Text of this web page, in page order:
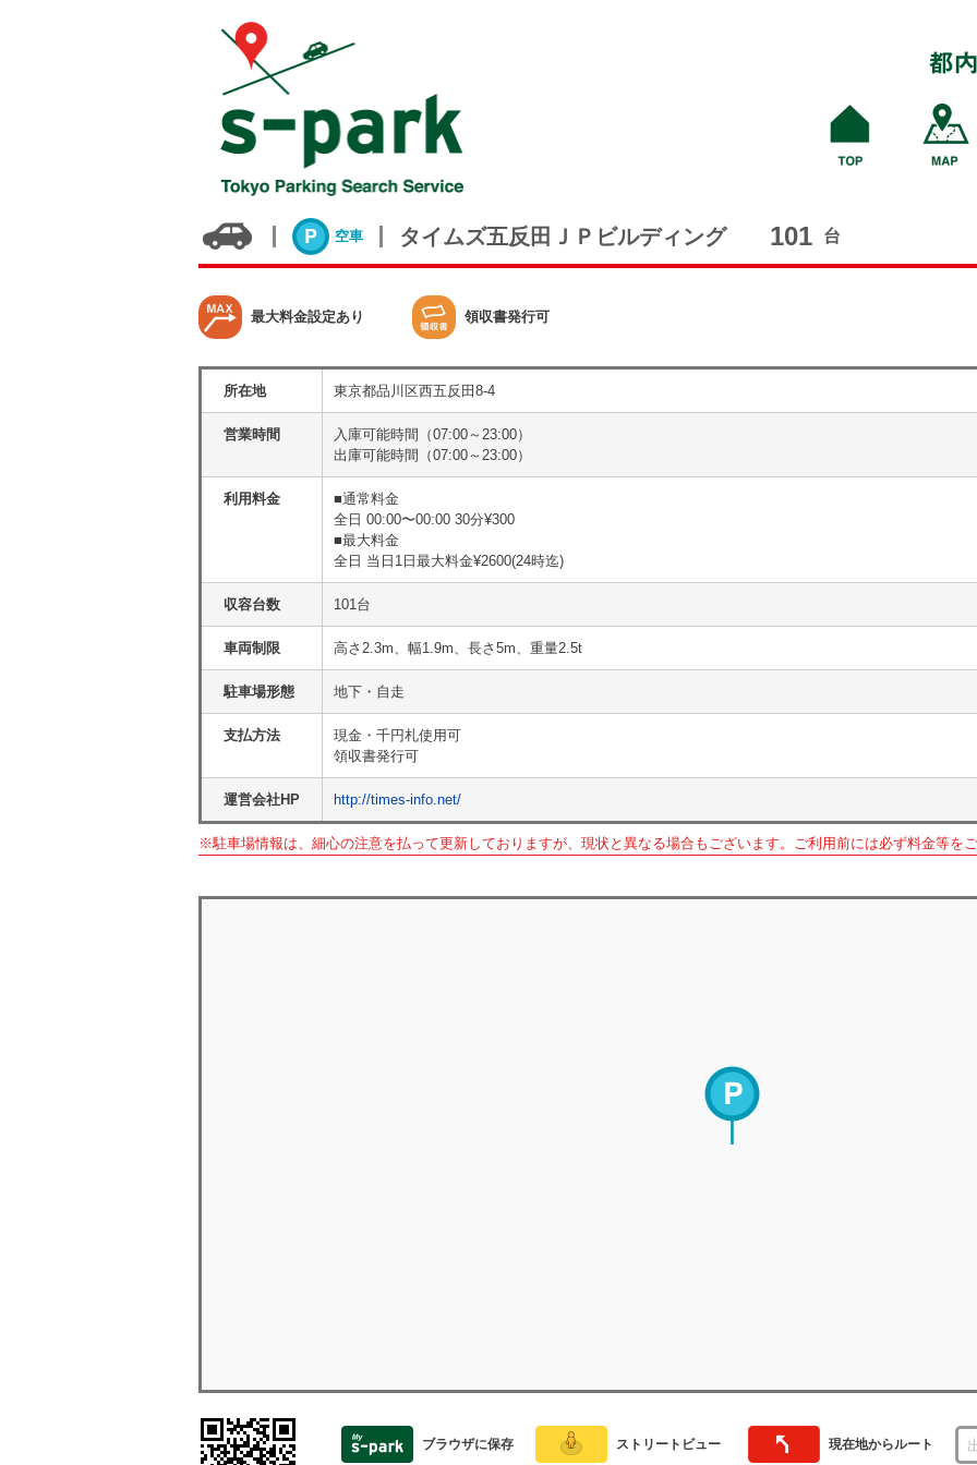
空車 タイムズ五反田ＪＰビルディング 101 台
最大料金設定あり 領収書発行可
所在地 東京都品川区西五反田8-4
営業時間
入庫可能時間（07:00～23:00）
出庫可能時間（07:00～23:00）
利用料金
■通常料金
全日 00:00〜00:00 30分¥300
■最大料金
全日 当日1日最大料金¥2600(24時迄)
収容台数 101台
車両制限 高さ2.3m、幅1.9m、長さ5m、重量2.5t
駐車場形態 地下・自走
支払方法
現金・千円札使用可
領収書発行可
運営会社HP http://times-info.net/
※駐車場情報は、細心の注意を払って更新しておりますが、現状と異なる場合もございます。ご利用前には必ず料金等をご
ブラウザに保存 ストリートビュー 現在地からルート